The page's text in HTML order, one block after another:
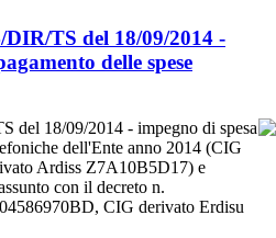
TS del 18/09/2014 -
delle spese
del 18/09/2014 - impegno di spesa
dell'Ente anno 2014 (CIG
Ardiss Z7A10B5D17) e
con il decreto n.
CIG derivato Erdisu